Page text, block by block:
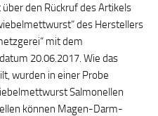
den Rückruf des Artikels
des Herstellers
mit dem
20.06.2017. Wie das
wurden in einer Probe
Salmonellen
können Magen-Darm-